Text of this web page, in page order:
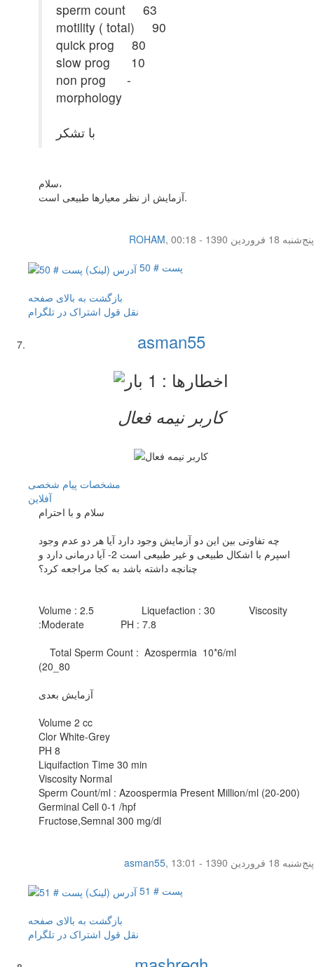
sperm count 63
motility ( total) 90
quick prog 80
slow prog 10
non prog -
morphology
با تشکر
سلام،
آزمایش از نظر معیارها طبیعی است.
ROHAM,
پنج‌شنبه 18 فروردین 1390 - 00:18
پست # 50
بازگشت به بالای صفحه
نقل قول اشتراک در تلگرام
asman55
کاربر نيمه فعال
مشخصات پیام شخصی
آفلاين
سلام و با احترام
چه تفاوتی بین این دو آزمایش وجود دارد آیا هر دو عدم وجود
اسپرم با اشکال طبیعی و غیر طبیعی است 2- آیا درمانی دارد و
چنانچه داشته باشد به کجا مراجعه کرد؟
Volume : 2.5 Liquefaction : 30 Viscosity
:Moderate PH : 7.8
Total Sperm Count : Azospermia 10*6/ml
(20_80
آزمایش بعدی
Volume 2 cc
Clor White-Grey
PH 8
Liquifaction Time 30 min
Viscosity Normal
Sperm Count/ml : Azoospermia Present Million/ml (20-200)
Germinal Cell 0-1 /hpf
Fructose,Semnal 300 mg/dl
asman55,
پنج‌شنبه 18 فروردین 1390 - 13:01
پست # 51
بازگشت به بالای صفحه
نقل قول اشتراک در تلگرام